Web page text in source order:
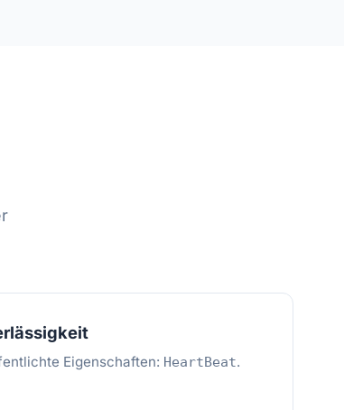
Eigenschaften: HeartBeat.